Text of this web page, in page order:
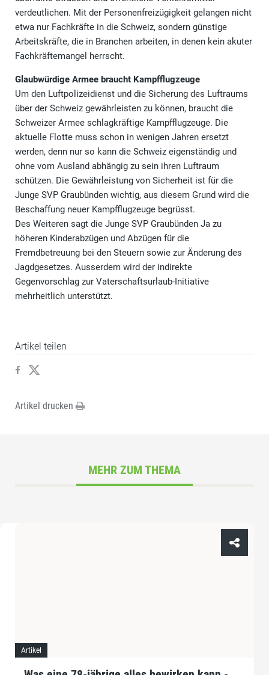
verdeutlichen. Mit der Personenfreizügigkeit gelangen nicht
etwa nur Fachkräfte in die Schweiz, sondern günstige
Arbeitskräfte, die in Branchen arbeiten, in denen kein akuter
Fachkräftemangel herrscht.
Glaubwürdige Armee braucht Kampfflugzeuge
Um den Luftpolizeidienst und die Sicherung des Luftraums
über der Schweiz gewährleisten zu können, braucht die
Schweizer Armee schlagkräftige Kampfflugzeuge. Die
aktuelle Flotte muss schon in wenigen Jahren ersetzt
werden, denn nur so kann die Schweiz eigenständig und
ohne vom Ausland abhängig zu sein ihren Luftraum
schützen. Die Gewährleistung von Sicherheit ist für die
Junge SVP Graubünden wichtig, aus diesem Grund wird die
Beschaffung neuer Kampfflugzeuge begrüsst.
Des Weiteren sagt die Junge SVP Graubünden Ja zu
höheren Kinderabzügen und Abzügen für die
Fremdbetreuung bei den Steuern sowie zur Änderung des
Jagdgesetzes. Ausserdem wird der indirekte
Gegenvorschlag zur Vaterschaftsurlaub-Initiative
mehrheitlich unterstützt.
Artikel teilen
Artikel drucken
MEHR ZUM THEMA
Artikel